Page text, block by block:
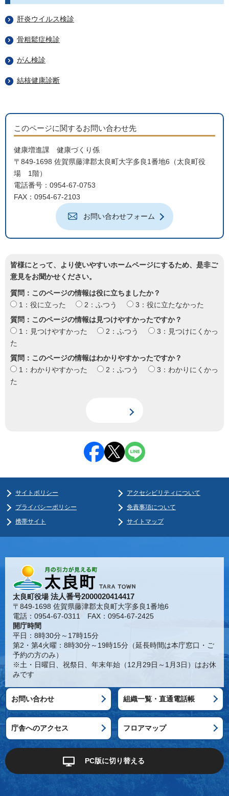
肝炎ウイルス検診
骨粗鬆症検診
がん検診
結核健康診断
このページに関するお問い合わせ先
健康増進課 健康づくり係
〒849-1698 佐賀県藤津郡太良町大字多良1番地6（太良町役
場 1階）
電話番号：0954-67-0753
FAX：0954-67-2103
お問い合わせフォーム
皆様にとって、より使いやすいホームページにするため、是非ご
意見をお聞かせください。
質問：このページの情報は役に立ちましたか？
1：役に立った
2：ふつう
3：役に立たなかった
質問：このページの情報は見つけやすかったですか？
1：見つけやすかった
2：ふつう
3：見つけにくかっ
た
質問：このページの情報はわかりやすかったですか？
1：わかりやすかった
2：ふつう
3：わかりにくかっ
た
サイトポリシー
アクセシビリティについて
プライバシーポリシー
免責事項について
携帯サイト
サイトマップ
太良町役場法人番号2000020414417
〒849-1698 佐賀県藤津郡太良町大字多良1番地6
電話：0954-67-0311 FAX：0954-67-2425
開庁時間
平日：8時30分～17時15分
第2・第4火曜：8時30分～19時15分（延長時間は本庁窓口・ご
予約の方のみ）
※土・日曜日、祝祭日、年末年始（12月29日～1月3日）はお休
みです
お問い合わせ 組織一覧・直通電話帳
庁舎へのアクセス フロアマップ
PC版に切り替える